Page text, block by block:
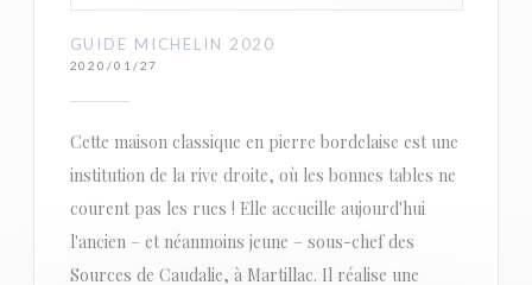
GUIDE MICHELIN 2020
2020/01/27
Cette maison classique en pierre bordelaise est une
institution de la rive droite, où les bonnes tables ne
courent pas les rues ! Elle accueille aujourd'hui
l'ancien – et néanmoins jeune – sous-chef des
Sources de Caudalie, à Martillac. Il réalise une